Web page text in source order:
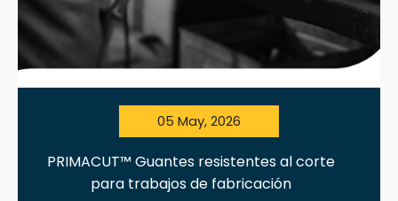
05 May, 2026
PRIMACUT™ Guantes resistentes al corte
para trabajos de fabricación